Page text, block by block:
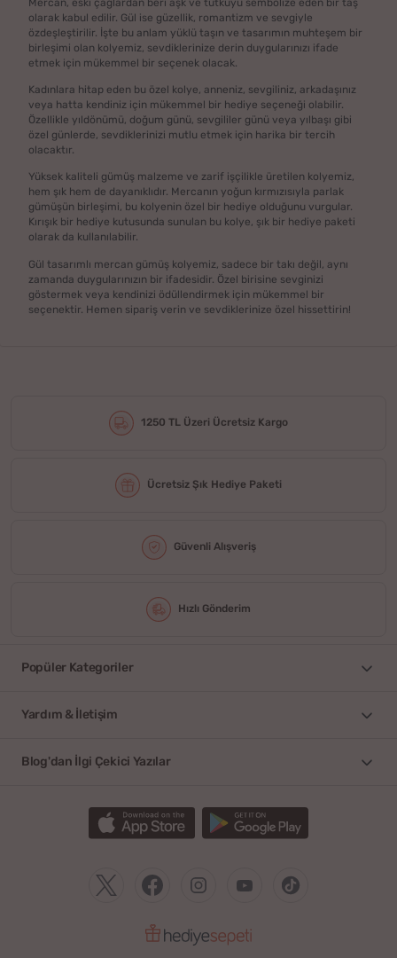
olarak kabul edilir. Gül ise güzellik, romantizm ve sevgiyle
özdeşleştirilir. İşte bu anlam yüklü taşın ve tasarımın muhteşem bir
birleşimi olan kolyemiz, sevdiklerinize derin duygularınızı ifade
etmek için mükemmel bir seçenek olacak.
Kadınlara hitap eden bu özel kolye, anneniz, sevgiliniz, arkadaşınız
veya hatta kendiniz için mükemmel bir hediye seçeneği olabilir.
Özellikle yıldönümü, doğum günü, sevgililer günü veya yılbaşı gibi
özel günlerde, sevdiklerinizi mutlu etmek için harika bir tercih
olacaktır.
Yüksek kaliteli gümüş malzeme ve zarif işçilikle üretilen kolyemiz,
hem şık hem de dayanıklıdır. Mercanın yoğun kırmızısıyla parlak
gümüşün birleşimi, bu kolyenin özel bir hediye olduğunu vurgular.
Kırışık bir hediye kutusunda sunulan bu kolye, şık bir hediye paketi
olarak da kullanılabilir.
Gül tasarımlı mercan gümüş kolyemiz, sadece bir takı değil, aynı
zamanda duygularınızın bir ifadesidir. Özel birisine sevginizi
göstermek veya kendinizi ödüllendirmek için mükemmel bir
seçenektir. Hemen sipariş verin ve sevdiklerinize özel hissettirin!
1250 TL Üzeri Ücretsiz Kargo
Ücretsiz Şık Hediye Paketi
Güvenli Alışveriş
Hızlı Gönderim
Popüler Kategoriler
Yardım & İletişim
Blog'dan İlgi Çekici Yazılar